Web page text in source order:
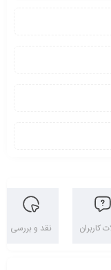
کاربران نقد و بررسی